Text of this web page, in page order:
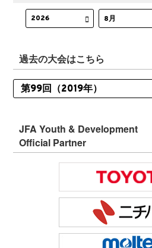
過去の大会はこちら
JFA Youth & Development
Official Partner